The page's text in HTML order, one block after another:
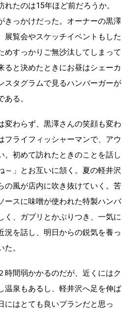
れたのは15年ほど前だろうか。
きっかけだった。オーナーの黒澤
展覧会やスケッチイベントもした
めすっかりご無沙汰してしまって
ると決めたときにお昼はシェーカ
スタグラムで見るハンバーガーが
る。
わらず、黒澤さんの笑顔も変わ
フライフィッシャーマンで、アウ
。初めて訪れたときのことを話し
～」とお互いに頷く。夏の軽井沢
の風が店内に吹き抜けていく。苦
ースに味噌が使われた特製ハンバ
く、ガブリとかぶりつき、一気に
況を話し、明日からの鋭気を養っ
。
間弱かかるのだが、近くにはク
温泉もあるし、軽井沢へ足を伸ば
にはとても良いプランだと思っ